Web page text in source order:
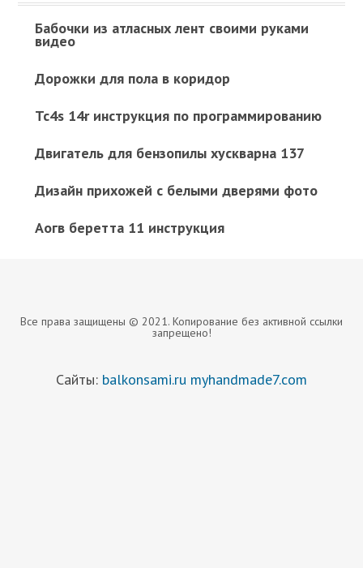
Бабочки из атласных лент своими руками
видео
Дорожки для пола в коридор
Tc4s 14r инструкция по программированию
Двигатель для бензопилы хускварна 137
Дизайн прихожей с белыми дверями фото
Аогв беретта 11 инструкция
Все права защищены © 2021. Копирование без активной ссылки
запрещено!
Сайты: balkonsami.ru myhandmade7.com